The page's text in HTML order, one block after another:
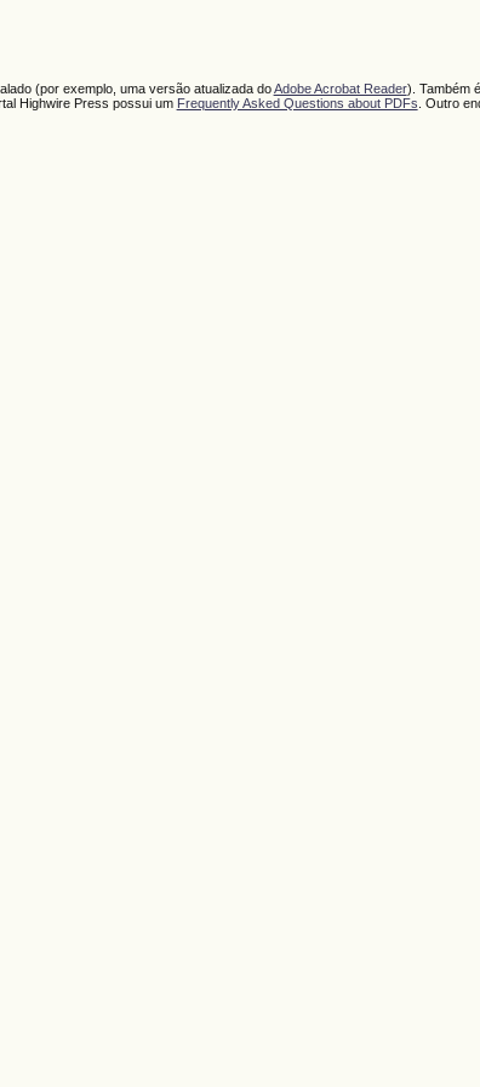
(por exemplo, uma versão atualizada doAdobe Acrobat Reader). Também
Highwire Press possui um Frequently Asked Questions about PDFs . Outro